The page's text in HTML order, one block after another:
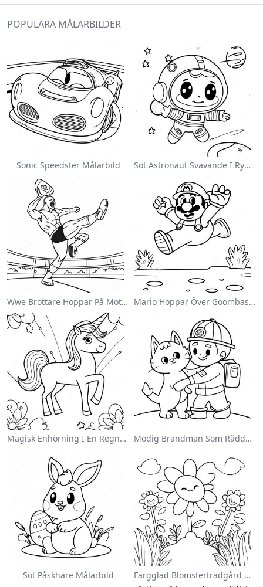
POPULÄRA MÅLARBILDER
Sonic Speedster Målarbild Söt Astronaut Svävande I Rymden Målarbild
Wwe Brottare Hoppar På Motståndare Målarbild Mario Hoppar Över Goombas Målarbild
Magisk Enhörning I En Regnbåge Målarbild Modig Brandman Som Räddar En Katt Målarbild
Söt Påskhare Målarbild Färgglad Blomsterträdgård Målarbild